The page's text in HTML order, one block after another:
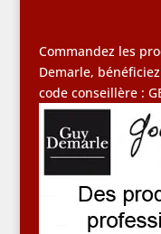
Commandez les
Demarle,
code conseillère :